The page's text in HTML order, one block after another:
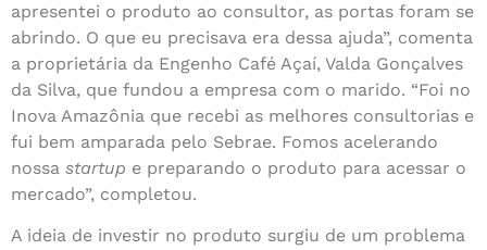
apresentei o produto ao consultor, as portas foram se
abrindo. O que eu precisava era dessa ajuda”, comenta
a proprietária da Engenho Café Açaí, Valda Gonçalves
da Silva, que fundou a empresa com o marido. “Foi no
Inova Amazônia que recebi as melhores consultorias e
fui bem amparada pelo Sebrae. Fomos acelerando
nossa startup e preparando o produto para acessar o
mercado”, completou.
A ideia de investir no produto surgiu de um problema